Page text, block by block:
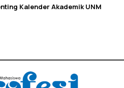
Kalender Akademik UNM